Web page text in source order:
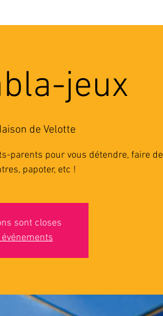
jeux
de Velotte
parents pour vous détendre, faire de
papoter, etc !
sont closes